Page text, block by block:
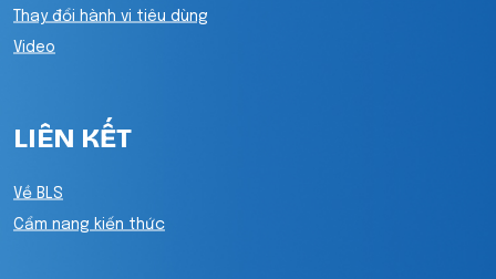
Thay đổi hành vi tiêu dùng
Video
LIÊN KẾT
Về BLS
Cẩm nang kiến thức